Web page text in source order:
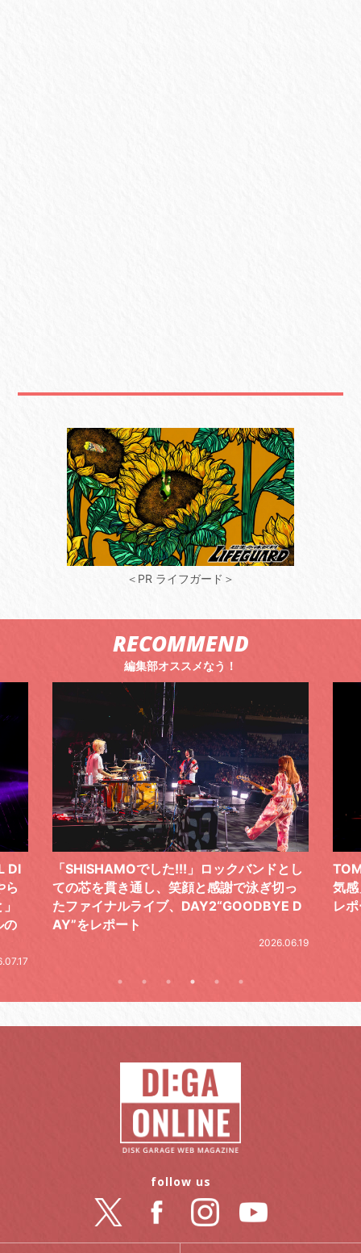
＜PR ライフガード＞
RECOMMEND
編集部オススメなう！
し
っ
D
TOMOO、３台の鍵盤で「6月から7月の空
気感」を鮮やかに描いた、FC限定ライブを
レポート
筋
の
と
follow us